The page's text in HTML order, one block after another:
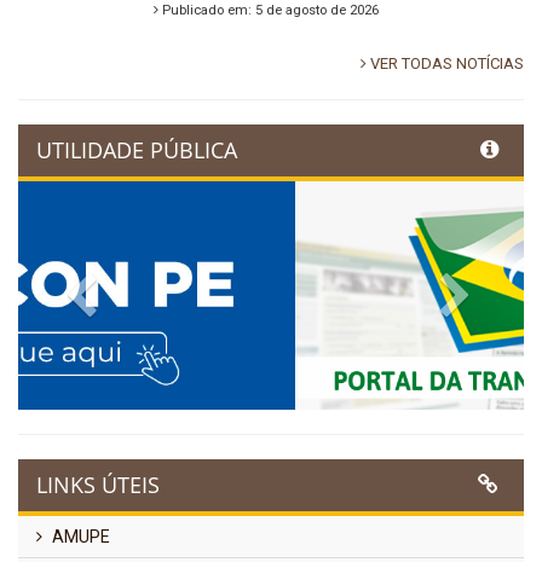
Publicado em: 5 de agosto de 2026
VER TODAS NOTÍCIAS
UTILIDADE PÚBLICA
Previous Next
LINKS ÚTEIS
AMUPE